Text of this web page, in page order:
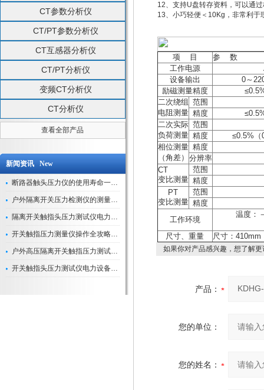
CT参数分析仪
CT/PT参数分析仪
CT互感器分析仪
CT/PT分析仪
变频CT分析仪
CT分析仪
查看全部产品
新闻资讯 New
断路器触头压力仪的使用寿命一般是多久？
户外隔离开关压力检测仪的测量数据如何与GIS系统对接实现智能化运维？
隔离开关触指头压力测试仪电力系统安全运行的“定海神针”
开关触指压力测量仪操作全攻略：从准备到精准测量的实战指南
户外高压隔离开关触指压力测试仪的作用与价值
开关触指头压力测试仪电力设备安全的“隐形守护者”
12、支持U盘转存资料，可以通
13、小巧轻便＜10Kg，非常利于
项 目
参 数
工作电源
设备输出
0～
励磁测量精度
二次绕组
电阻测量
范围
精度
二次实际
负荷测量
范围
精度
≤0.5%（
相位测量
（角差）
精度
分辨率
CT
变比测量
范围
精度
PT
变比测量
范围
精度
工作环境
温度：
尺寸、重量 尺寸：
如果你对产品感兴趣，想了解
产品：
您的单位：
您的姓名：